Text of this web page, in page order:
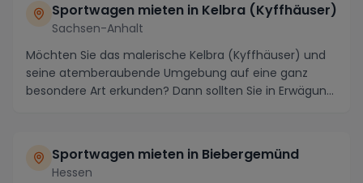
Sportwagen mieten in Kelbra (Kyffhäuser)
Sachsen-Anhalt
Möchten Sie das malerische Kelbra (Kyffhäuser) und
seine atemberaubende Umgebung auf eine ganz
besondere Art erkunden? Dann sollten Sie in Erwägung
Sportwagen mieten in Biebergemünd
Hessen